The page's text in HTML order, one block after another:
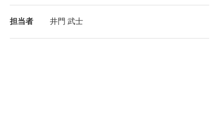
担当者 井門 武士